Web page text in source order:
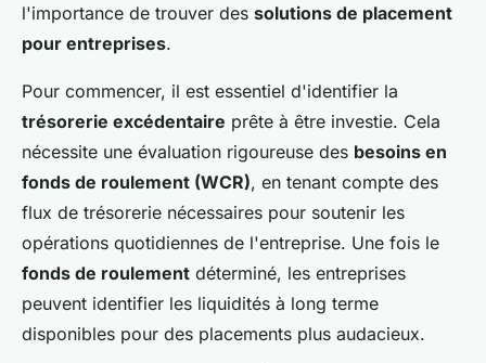
l'importance de trouver des solutions de placement
pour entreprises.
Pour commencer, il est essentiel d'identifier la
trésorerie excédentaire prête à être investie. Cela
nécessite une évaluation rigoureuse des besoins en
fonds de roulement (WCR), en tenant compte des
flux de trésorerie nécessaires pour soutenir les
opérations quotidiennes de l'entreprise. Une fois le
fonds de roulement déterminé, les entreprises
peuvent identifier les liquidités à long terme
disponibles pour des placements plus audacieux.